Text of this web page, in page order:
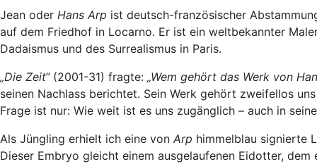
Jean oder Hans Arp ist deutsch-französischer
auf dem Friedhof in Locarno. Er ist ein weltbekannter
Dadaismus und des Surrealismus in Paris.
„Die Zeit“(2001-31) fragte: „Wem gehört das Werk von
seinen Nachlass berichtet. Sein Werk gehört zweifellos
Frage ist nur: Wie weit ist es uns zugänglich – auch in
Als Jüngling erhielt ich eine von Arp himmelblau signierte
Dieser Embryo gleicht einem ausgelaufenen Eidotter,